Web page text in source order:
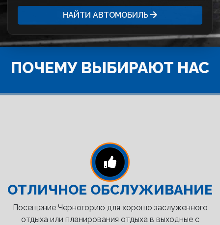
НАЙТИ АВТОМОБИЛЬ
ПОЧЕМУ ВЫБИРАЮТ НАС
ОТЛИЧНОЕ ОБСЛУЖИВАНИЕ
Посещение Черногорию для хорошо заслуженного
отдыха или планирования отдыха в выходные с